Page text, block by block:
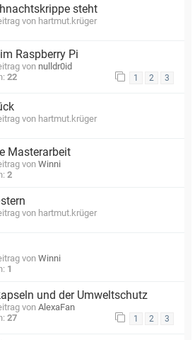
steht
von hartmut.krüger
Raspberry Pi
von nulldr0id
22 1 2 3
von hartmut.krüger
Masterarbeit
von Winni
2
von hartmut.krüger
von Winni
1
und der Umweltschutz
von AlexaFan
27 1 2 3